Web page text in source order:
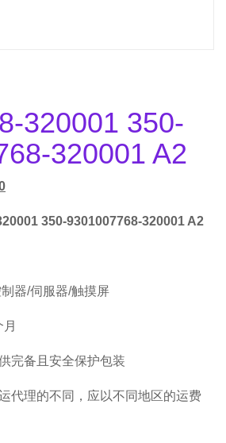
320001 350-
320001 A2
350-9301007768-320001 A2
器/伺服器/触摸屏
完备且安全保护包装
代理的不同，应以不同地区的运费